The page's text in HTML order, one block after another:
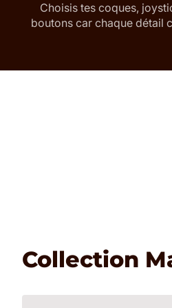
Choisis tes coques,
boutons car chaque détail
Collection